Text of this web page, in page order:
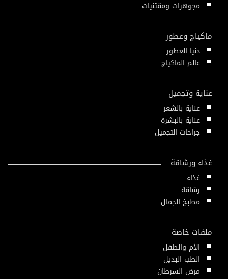
مجوهرات ومقتنيات
ماكياج وعطور
دنيا العطور
عالم الماكياج
عناية وتجميل
عناية بالشعر
عناية بالبشرة
جراحات التجميل
غذاء ورشاقة
غذاء
رشاقة
مطبخ الجمال
ملفات خاصة
الأم والطفل
الطب البديل
مرض السرطان